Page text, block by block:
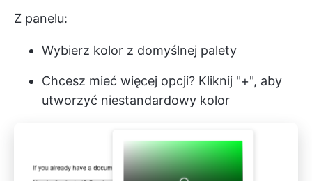
Z panelu:
Wybierz kolor z domyślnej palety
Chcesz mieć więcej opcji? Kliknij "+", aby
utworzyć niestandardowy kolor